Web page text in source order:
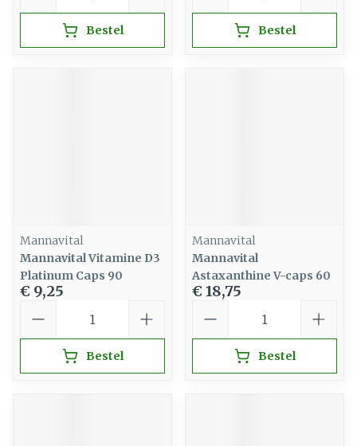
Bestel Bestel
Mannavital
Mannavital Vitamine D3
Platinum Caps 90
€ 9,25
Bestel
Mannavital
Mannavital
Astaxanthine V-caps 60
€ 18,75
Bestel